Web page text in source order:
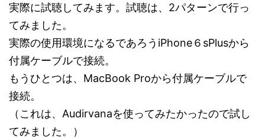
実際に試聴してみます。試聴は、2パターンで行っ
てみました。
実際の使用環境になるであろうiPhone６sPlusから
付属ケーブルで接続。
もうひとつは、MacBook Proから付属ケーブルで
接続。
（これは、Audirvanaを使ってみたかったので試し
てみました。）